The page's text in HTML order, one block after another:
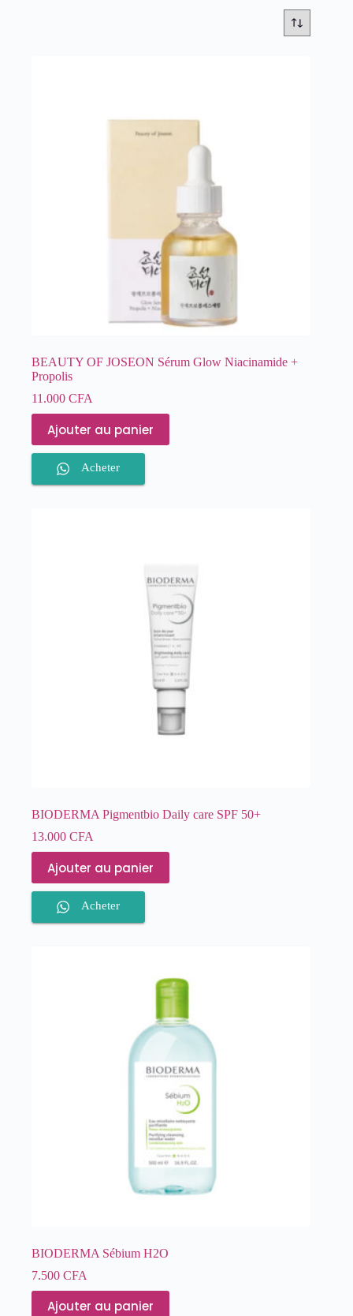
BEAUTY OF JOSEON Sérum Glow Niacinamide +
Propolis
11.000 CFA
Ajouter au panier
Acheter
BIODERMA Pigmentbio Daily care SPF 50+
13.000 CFA
Ajouter au panier
Acheter
BIODERMA Sébium H2O
7.500 CFA
Ajouter au panier